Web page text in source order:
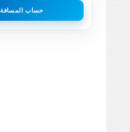
حساب المسافة